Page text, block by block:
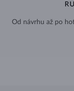
Od návrhu až po